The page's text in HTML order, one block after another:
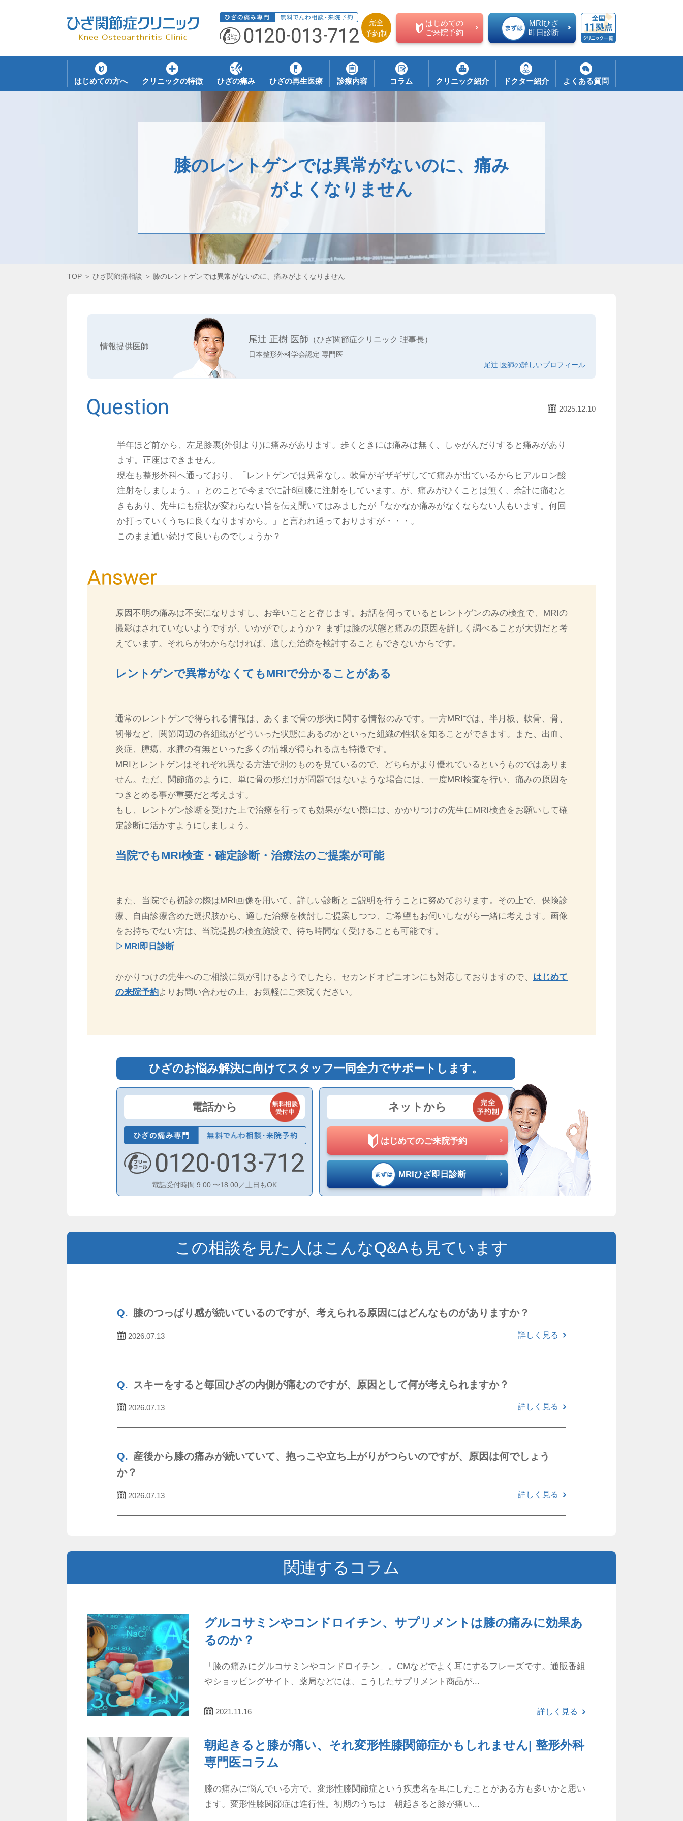
完全
予約制
はじめての
ご来院予約
MRIひざ
即日診断
はじめての方へ クリニックの特徴 ひざの痛み ひざの再生医療 診療内容 コラム クリニック紹介 ドクター紹介 よくある質問
膝のレントゲンでは異常がないのに、痛み
がよくなりません
TOP ひざ関節痛相談 膝のレントゲンでは異常がないのに、痛みがよくなりません
情報提供医師
尾辻 正樹 医師 （ひざ関節症クリニック 理事長）
日本整形外科学会認定 専門医
尾辻 医師の詳しいプロフィール
2025.12.10
半年ほど前から、左足膝裏(外側より)に痛みがあります。歩くときには痛みは無く、しゃがんだりすると痛みがあり
ます。正座はできません。
現在も整形外科へ通っており、「レントゲンでは異常なし。軟骨がギザギザしてて痛みが出ているからヒアルロン酸
注射をしましょう。」とのことで今までに計6回膝に注射をしています。が、痛みがひくことは無く、余計に痛むと
きもあり、先生にも症状が変わらない旨を伝え聞いてはみましたが「なかなか痛みがなくならない人もいます。何回
か打っていくうちに良くなりますから。」と言われ通っておりますが・・・。
このまま通い続けて良いものでしょうか？
原因不明の痛みは不安になりますし、お辛いことと存じます。お話を伺っているとレントゲンのみの検査で、MRIの
撮影はされていないようですが、いかがでしょうか？ まずは膝の状態と痛みの原因を詳しく調べることが大切だと考
えています。それらがわからなければ、適した治療を検討することもできないからです。
レントゲンで異常がなくてもMRIで分かることがある
通常のレントゲンで得られる情報は、あくまで骨の形状に関する情報のみです。一方MRIでは、半月板、軟骨、骨、
靭帯など、関節周辺の各組織がどういった状態にあるのかといった組織の性状を知ることができます。また、出血、
炎症、腫瘍、水腫の有無といった多くの情報が得られる点も特徴です。
MRIとレントゲンはそれぞれ異なる方法で別のものを見ているので、どちらがより優れているというものではありま
せん。ただ、関節痛のように、単に骨の形だけが問題ではないような場合には、一度MRI検査を行い、痛みの原因を
つきとめる事が重要だと考えます。
もし、レントゲン診断を受けた上で治療を行っても効果がない際には、かかりつけの先生にMRI検査をお願いして確
定診断に活かすようにしましょう。
当院でもMRI検査・確定診断・治療法のご提案が可能
また、当院でも初診の際はMRI画像を用いて、詳しい診断とご説明を行うことに努めております。その上で、保険診
療、自由診療含めた選択肢から、適した治療を検討しご提案しつつ、ご希望もお伺いしながら一緒に考えます。画像
をお持ちでない方は、当院提携の検査施設で、待ち時間なく受けることも可能です。
▷MRI即日診断
かかりつけの先生へのご相談に気が引けるようでしたら、セカンドオピニオンにも対応しておりますので、 はじめて
の来院予約よりお問い合わせの上、お気軽にご来院ください。
ひざのお悩み解決に向けてスタッフ一同全力でサポートします。
電話から
電話受付時間 9:00 〜18:00／土日もOK
ネットから
はじめてのご来院予約
MRIひざ即日診断
この相談を見た人はこんなQ&Aも見ています
膝のつっぱり感が続いているのですが、考えられる原因にはどんなものがありますか？
2026.07.13 詳しく見る
スキーをすると毎回ひざの内側が痛むのですが、原因として何が考えられますか？
2026.07.13 詳しく見る
産後から膝の痛みが続いていて、抱っこや立ち上がりがつらいのですが、原因は何でしょう
か？
2026.07.13 詳しく見る
関連するコラム
グルコサミンやコンドロイチン、サプリメントは膝の痛みに効果あ
るのか？
「膝の痛みにグルコサミンやコンドロイチン」。CMなどでよく耳にするフレーズです。通販番組
やショッピングサイト、薬局などには、こうしたサプリメント商品が...
2021.11.16 詳しく見る
朝起きると膝が痛い、それ変形性膝関節症かもしれません| 整形外科
専門医コラム
膝の痛みに悩んでいる方で、変形性膝関節症という疾患名を耳にしたことがある方も多いかと思い
ます。変形性膝関節症は進行性。初期のうちは「朝起きると膝が痛い...